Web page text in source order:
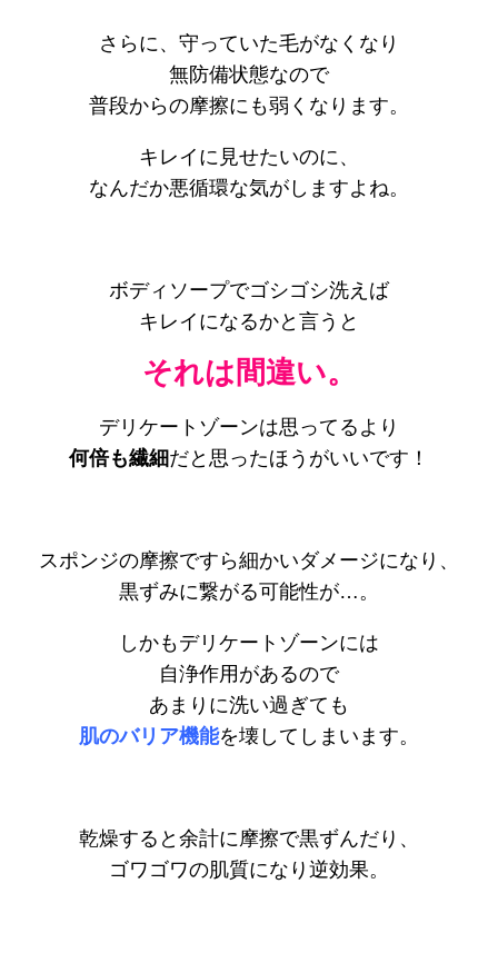
さらに、守っていた毛がなくなり
無防備状態なので
普段からの摩擦にも弱くなります。
キレイに見せたいのに、
なんだか悪循環な気がしますよね。
ボディソープでゴシゴシ洗えば
キレイになるかと言うと
それは間違い。
デリケートゾーンは思ってるより
何倍も繊細だと思ったほうがいいです！
スポンジの摩擦ですら細かいダメージになり、
黒ずみに繋がる可能性が…。
しかもデリケートゾーンには
自浄作用があるので
あまりに洗い過ぎても
肌のバリア機能を壊してしまいます。
乾燥すると余計に摩擦で黒ずんだり、
ゴワゴワの肌質になり逆効果。